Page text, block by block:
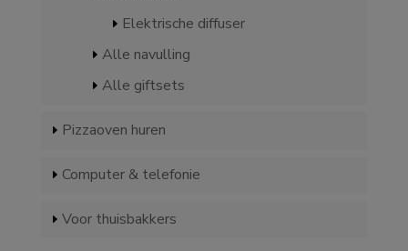
Elektrische diffuser
Alle navulling
Alle giftsets
Pizzaoven huren
Computer & telefonie
Voor thuisbakkers